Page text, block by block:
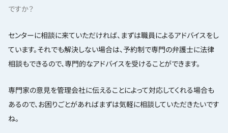
ですか？
センターに相談に来ていただければ、まずは職員によるアドバイスをし
ています。それでも解決しない場合は、予約制で専門の弁護士に法律
相談もできるので、専門的なアドバイスを受けることができます。
専門家の意見を管理会社に伝えることによって対応してくれる場合も
あるので、お困りごとがあればまずは気軽に相談していただきたいです
ね。